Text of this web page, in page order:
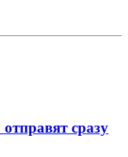
сразу